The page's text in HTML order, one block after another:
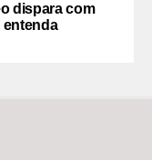
dispara com
entenda